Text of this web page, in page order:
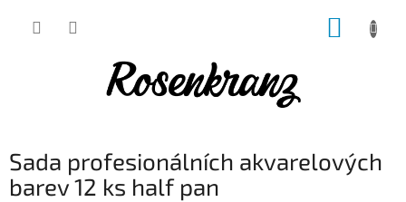
Sada profesionálních akvarelových
barev 12 ks half pan